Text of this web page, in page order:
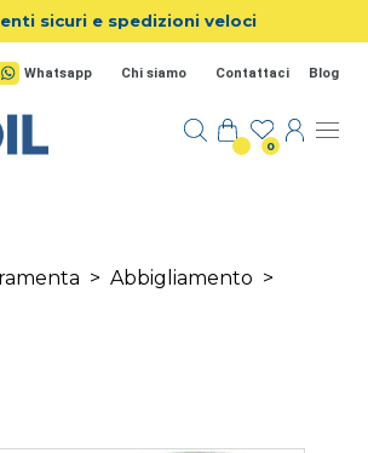
sicuri e spedizioni veloci
Whatsapp Chi siamo Contattaci Blog
0
> Abbigliamento >